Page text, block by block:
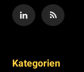
Kategorien